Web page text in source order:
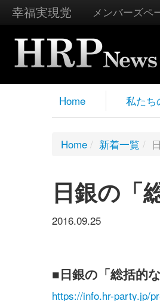
幸福実現党 メンバーズペ
Home 私たち
Home / 新着一覧 /
日銀の「
2016.09.25
■日銀の「総括的
https://info.hr-party.jp/